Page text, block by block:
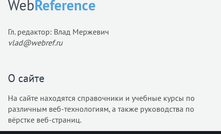
@keyframes
@page
@supports
accent-color
align-items
align-self
all
WebReference
Гл. редактор: Влад Мержевич
vlad@webref.ru
О сайте
На сайте находятся справочники и учебные курсы по
различным веб-технологиям, а также руководства по
вёрстке веб-страниц.